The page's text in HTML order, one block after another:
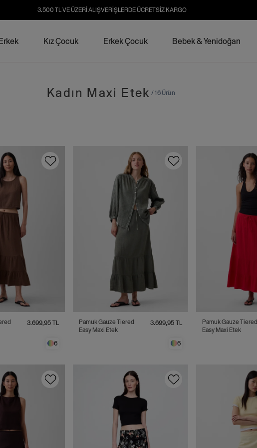
3.500 TL VE ÜZERİ ALIŞVERİŞLERDE ÜCRETSİZ KARGO
Kız Çocuk Erkek Çocuk Bebek & Yenidoğan
Kadın Maxi Etek / 16 Ürün
3.699,95 TL
6
Pamuk Gauze Tiered
Easy Maxi Etek
3.699,95 TL
6
Pamuk Gauze Tiered
Easy Maxi Etek